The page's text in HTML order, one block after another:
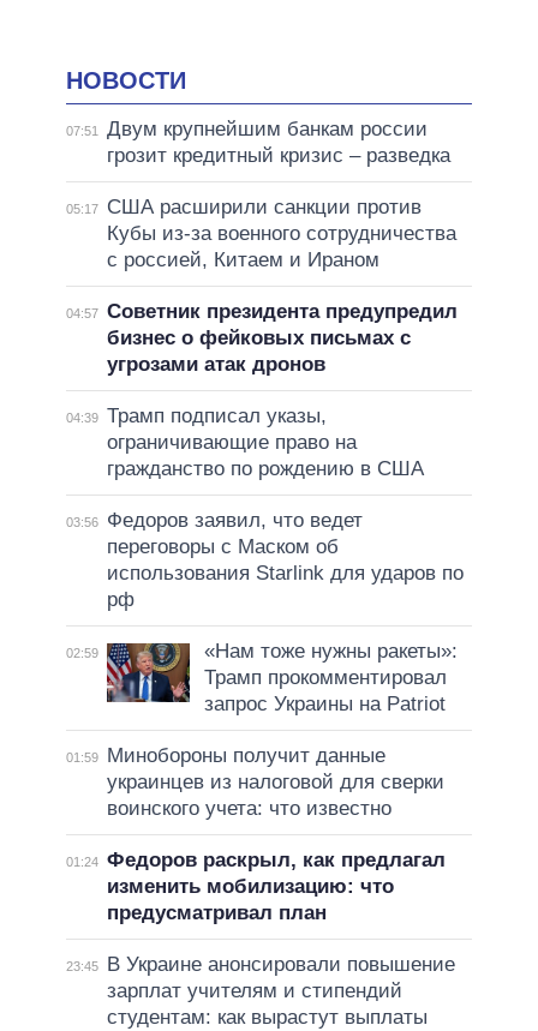
НОВОСТИ
07:51
Двум крупнейшим банкам россии
грозит кредитный кризис – разведка
05:17
США расширили санкции против
Кубы из-за военного сотрудничества
с россией, Китаем и Ираном
04:57 Советник президента предупредил
бизнес о фейковых письмах с
угрозами атак дронов
04:39 Трамп подписал указы,
ограничивающие право на
гражданство по рождению в США
03:56
Федоров заявил, что ведет
переговоры с Маском об
использования Starlink для ударов по
рф
02:59
«Нам тоже нужны ракеты»:
Трамп прокомментировал
запрос Украины на Patriot
01:59
Минобороны получит данные
украинцев из налоговой для сверки
воинского учета: что известно
01:24 Федоров раскрыл, как предлагал
изменить мобилизацию: что
предусматривал план
23:45
В Украине анонсировали повышение
зарплат учителям и стипендий
студентам: как вырастут выплаты